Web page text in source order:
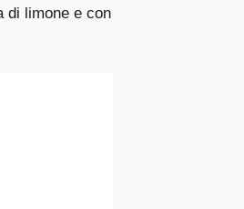
di limone e con